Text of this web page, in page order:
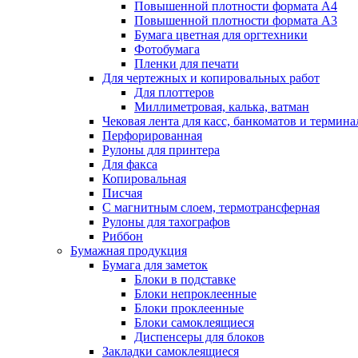
Повышенной плотности формата А4
Повышенной плотности формата А3
Бумага цветная для оргтехники
Фотобумага
Пленки для печати
Для чертежных и копировальных работ
Для плоттеров
Миллиметровая, калька, ватман
Чековая лента для касс, банкоматов и
Перфорированная
Рулоны для принтера
Для факса
Копировальная
Писчая
С магнитным слоем, термотрансферная
Рулоны для тахографов
Риббон
Бумажная продукция
Бумага для заметок
Блоки в подставке
Блоки непроклеенные
Блоки проклеенные
Блоки самоклеящиеся
Диспенсеры для блоков
Закладки самоклеящиеся